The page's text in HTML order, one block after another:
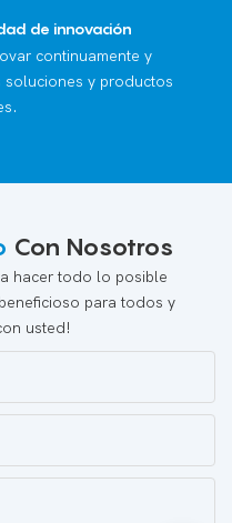
de innovación
continuamente y
soluciones y productos
Con Nosotros
hacer todo lo posible
para todos y
usted!